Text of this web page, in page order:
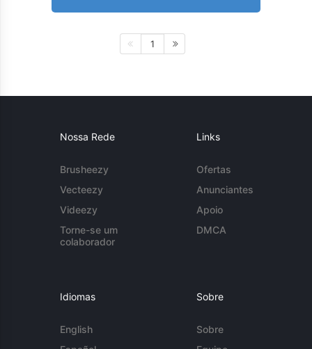
1
Nossa Rede
Brusheezy
Vecteezy
Videezy
Torne-se um
colaborador
Links
Ofertas
Anunciantes
Apoio
DMCA
Idiomas
English
Sobre
Sobre